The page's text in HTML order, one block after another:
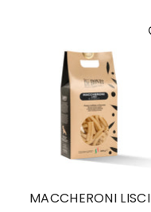
MACCHERONI LISCI